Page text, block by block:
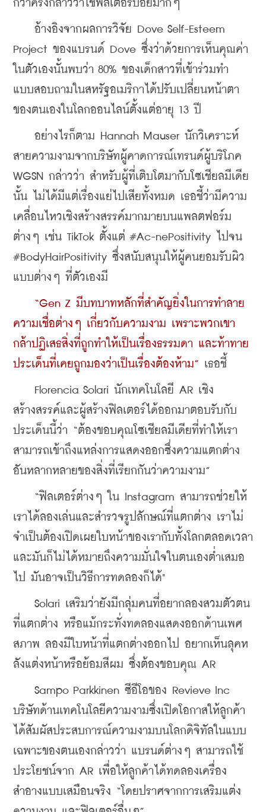
กว่าครึ่งกล่าวว่าใช้ฟิลเตอร์บ่อยมากๆ
อ้างอิงจากผลการวิจัย Dove Self-Esteem
Project ของแบรนด์ Dove ซึ่งว่าด้วยการเห็นคุณค่า
ในตัวเองนั้นพบว่า 80% ของเด็กสาวที่เข้าร่วมทำ
แบบสอบถามในสหรัฐอเมริกาได้ปรับเปลี่ยนหน้าตา
ของตนเองในโลกออนไลน์ตั้งแต่อายุ 13 ปี
อย่างไรก็ตาม Hannah Mauser นักวิเคราะห์
สายความงามจากบริษัทผู้คาดการณ์เทรนด์ผู้บริโภค
WGSN กล่าวว่า สำหรับผู้ที่เติบโตมากับโซเชียลมีเดีย
นั้น ไม่ได้มีแต่เรื่องแย่ไปเสียทั้งหมด เธอชี้ว่ามีความ
เคลื่อนไหวเชิงสร้างสรรค์มากมายบนแพลตฟอร์ม
ต่างๆ เช่น TikTok ตั้งแต่ #Ac-nePositivity ไปจน
#BodyHairPositivity ซึ่งสนับสนุนให้ผู้คนยอมรับผิว
แบบต่างๆ ที่ตัวเองมี
“Gen Z มีบทบาทหลักที่สำคัญยิ่งในการทำลาย
ความเชื่อต่างๆ เกี่ยวกับความงาม เพราะพวกเขา
กล้าปฏิเสธสิ่งที่ถูกทำให้เป็นเรื่องธรรมดา และท้าทาย
ประเด็นที่เคยถูกมองว่าเป็นเรื่องต้องห้าม” เธอชี้
Florencia Solari นักเทคโนโลยี AR เชิง
สร้างสรรค์และผู้สร้างฟิลเตอร์ได้ออกมาตอบรับกับ
ประเด็นนี้ว่า “ต้องขอบคุณโซเชียลมีเดียที่ทำให้เรา
สามารถเข้าถึงแหล่งการแสดงออกซึ่งความแตกต่าง
อันหลากหลายของสิ่งที่เรียกกันว่าความงาม”
“ฟิลเตอร์ต่างๆ ใน Instagram สามารถช่วยให้
เราได้ลองเล่นและสำรวจรูปลักษณ์ที่แตกต่าง เราไม่
จำเป็นต้องเปิดเผยใบหน้าของเรากับทั้งโลกตลอดเวลา
และมันก็ไม่ได้หมายถึงความมั่นใจในตนเองต่ำเสมอ
ไป มันอาจเป็นวิธีการทดลองก็ได้"
Solari เสริมว่ายังมีกลุ่มคนที่อยากลองสวมตัวตน
ที่แตกต่าง หรือแม้กระทั่งทดลองแสดงออกด้านเพศ
สภาพ ลองมีใบหน้าที่แตกต่างออกไป อยากเห็นลุคห
ลังแต่งหน้าหรือย้อมสีผม ซึ่งต้องขอบคุณ AR
Sampo Parkkinen ซีอีโอของ Revieve Inc
บริษัทด้านเทคโนโลยีความงามซึ่งเปิดโอกาสให้ลูกค้า
ได้สัมผัสประสบการณ์ความงามบนโลกดิจิทัลในแบบ
เฉพาะของตนเองกล่าวว่า แบรนด์ต่างๆ สามารถใช้
ประโยชน์จาก AR เพื่อให้ลูกค้าได้ทดลองเครื่อง
สำอางแบบเสมือนจริง “โดยปราศจากการเสริมแต่ง